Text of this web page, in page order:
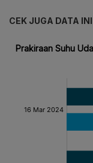
CEK JUGA DATA INI